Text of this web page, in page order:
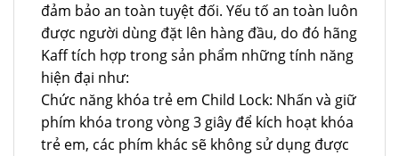
đảm bảo an toàn tuyệt đối. Yếu tố an toàn luôn
được người dùng đặt lên hàng đầu, do đó hãng
Kaff tích hợp trong sản phẩm những tính năng
hiện đại như:
Chức năng khóa trẻ em Child Lock: Nhấn và giữ
phím khóa trong vòng 3 giây để kích hoạt khóa
trẻ em, các phím khác sẽ không sử dụng được